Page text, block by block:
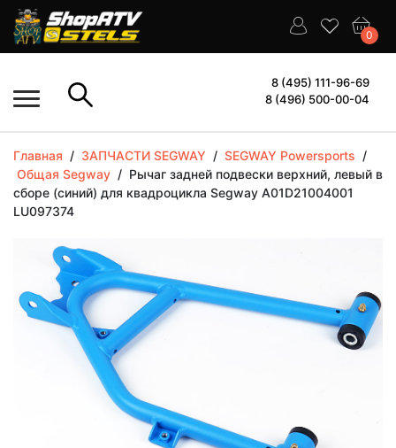
0
8 (495) 111-96-69
8 (496) 500-00-04
Главная / ЗАПЧАСТИ SEGWAY / SEGWAY Powersports /
Общая Segway / Рычаг задней подвески верхний, левый в
сборе (синий) для квадроцикла Segway A01D21004001
LU097374